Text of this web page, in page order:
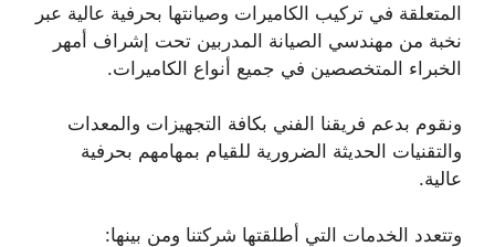
المتعلقة في تركيب الكاميرات وصيانتها بحرفية عالية عبر
نخبة من مهندسي الصيانة المدربين تحت إشراف أمهر
الخبراء المتخصصين في جميع أنواع الكاميرات.
ونقوم بدعم فريقنا الفني بكافة التجهيزات والمعدات
والتقنيات الحديثة الضرورية للقيام بمهامهم بحرفية
عالية.
وتتعدد الخدمات التي أطلقتها شركتنا ومن بينها: